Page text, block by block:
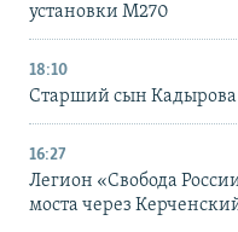
установки M270
18:10
Старший сын Кадырова
16:27
Легион «Свобода
моста через